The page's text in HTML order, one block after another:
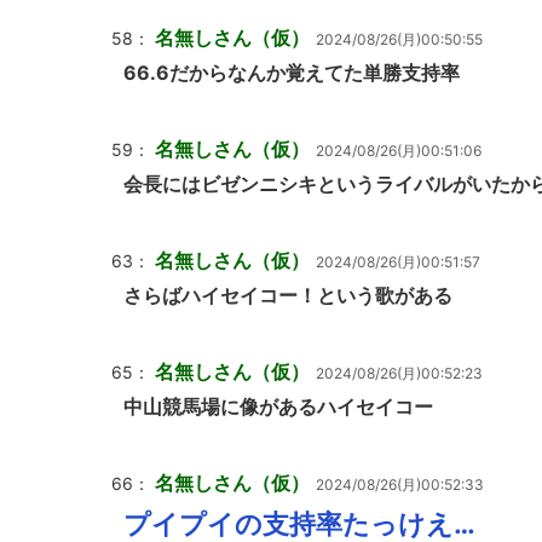
58： 名無しさん（仮） 2024/08/26(月)00:50:55
66.6だからなんか覚えてた単勝支持率
59： 名無しさん（仮） 2024/08/26(月)00:51:06
会長にはビゼンニシキというライバルがいたか
63： 名無しさん（仮） 2024/08/26(月)00:51:57
さらばハイセイコー！という歌がある
65： 名無しさん（仮） 2024/08/26(月)00:52:23
中山競馬場に像があるハイセイコー
66： 名無しさん（仮） 2024/08/26(月)00:52:33
プイプイの支持率たっけえ…